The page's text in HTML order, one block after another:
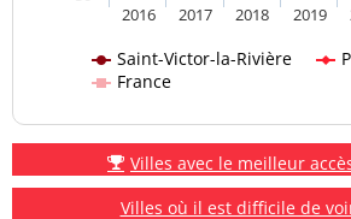
Saint-Victor-la-Rivière
France
2016 2017 2018 2019
Villes avec le meilleur
Villes où il est difficile de